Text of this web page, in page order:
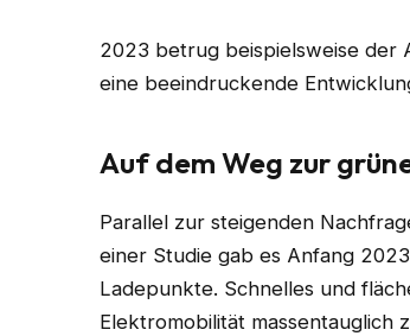
2023 betrug beispielsweise der
eine beeindruckende
Auf dem Weg zur
Parallel zur steigenden
einer Studie gab es Anfang
Ladepunkte. Schnelles und
Elektromobilität massentauglich